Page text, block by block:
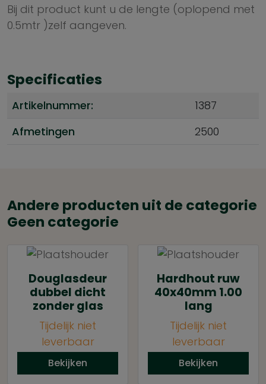
Bij dit product kunt u de lengte (oplopend met
0.5mtr )zelf aangeven.
Specificaties
Artikelnummer:
1387
Afmetingen
2500
Andere producten uit de categorie
Geen categorie
Douglasdeur
dubbel dicht
zonder glas
Tijdelijk niet
leverbaar
Bekijken
Hardhout ruw
40x40mm 1.00
lang
Tijdelijk niet
leverbaar
Bekijken